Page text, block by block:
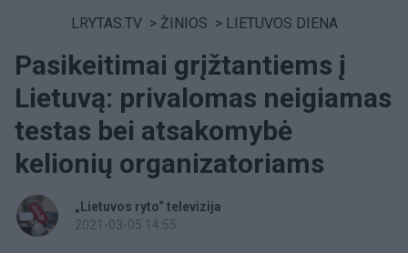
LRYTAS.TV > ŽINIOS > LIETUVOS DIENA
Pasikeitimai grįžtantiems į
Lietuvą: privalomas neigiamas
testas bei atsakomybė
kelionių organizatoriams
„Lietuvos ryto“ televizija
2021-03-05 14:55